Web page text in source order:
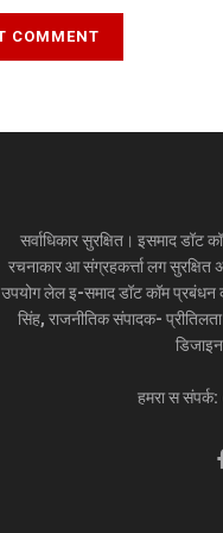
सर्वाधिकार सुरक्षित। इसमाद डॉट
रचनाकार आ संग्रहकर्त्ता लग
उपयोग लेल इ-समाद डॉट कॉम
सिंह, राजनीतिक संपादक-
हमरा स